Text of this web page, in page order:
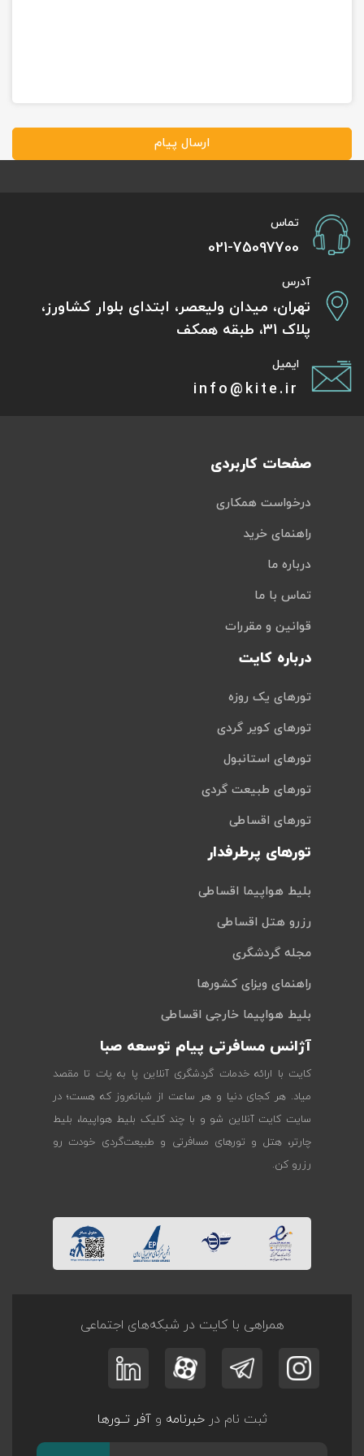
ارسال پیام
تماس
021-75097700
آدرس
تهران، میدان ولیعصر، ابتدای بلوار کشاورز،
پلاک 31، طبقه همکف
ایمیل
info@kite.ir
صفحات کاربردی
درخواست همکاری
راهنمای خرید
درباره ما
تماس با ما
قوانین و مقررات
درباره کایت
تورهای یک روزه
تورهای کویر گردی
تورهای استانبول
تورهای طبیعت گردی
تورهای اقساطی
تورهای پرطرفدار
بلیط هواپیما اقساطی
رزرو هتل اقساطی
مجله گردشگری
راهنمای ویزای کشورها
بلیط هواپیما خارجی اقساطی
آژانس مسافرتی پیام توسعه صبا
کایت با ارائه خدمات گردشگری آنلاین پا به پات تا مقصد
میاد. هر کجای دنیا و هر ساعت از شبانه‌روز که هست؛ در
سایت کایت آنلاین شو و با چند کلیک بلیط هواپیما، بلیط
چارتر، هتل و تورهای مسافرتی و طبیعت‌گردی خودت رو
رزرو کن.
همراهی با کایت در شبکه‌های اجتماعی
ثبت نام درخبرنامه وآفر تــورها